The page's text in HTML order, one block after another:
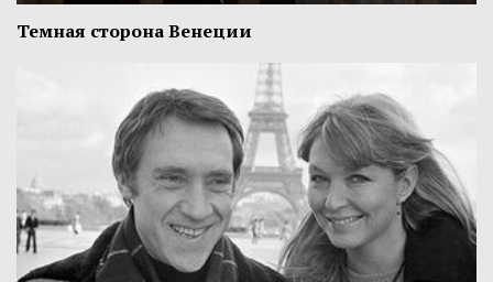
Темная сторона Венеции